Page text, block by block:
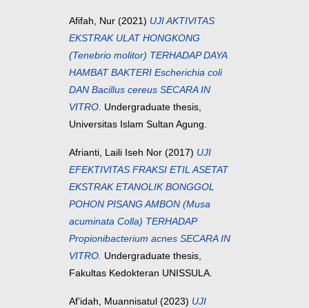
Afifah, Nur (2021) UJI AKTIVITAS
EKSTRAK ULAT HONGKONG
(Tenebrio molitor) TERHADAP DAYA
HAMBAT BAKTERI Escherichia coli
DAN Bacillus cereus SECARA IN
VITRO. Undergraduate thesis,
Universitas Islam Sultan Agung.
Afrianti, Laili Iseh Nor (2017) UJI
EFEKTIVITAS FRAKSI ETIL ASETAT
EKSTRAK ETANOLIK BONGGOL
POHON PISANG AMBON (Musa
acuminata Colla) TERHADAP
Propionibacterium acnes SECARA IN
VITRO. Undergraduate thesis,
Fakultas Kedokteran UNISSULA.
Af’idah, Muannisatul (2023) UJI